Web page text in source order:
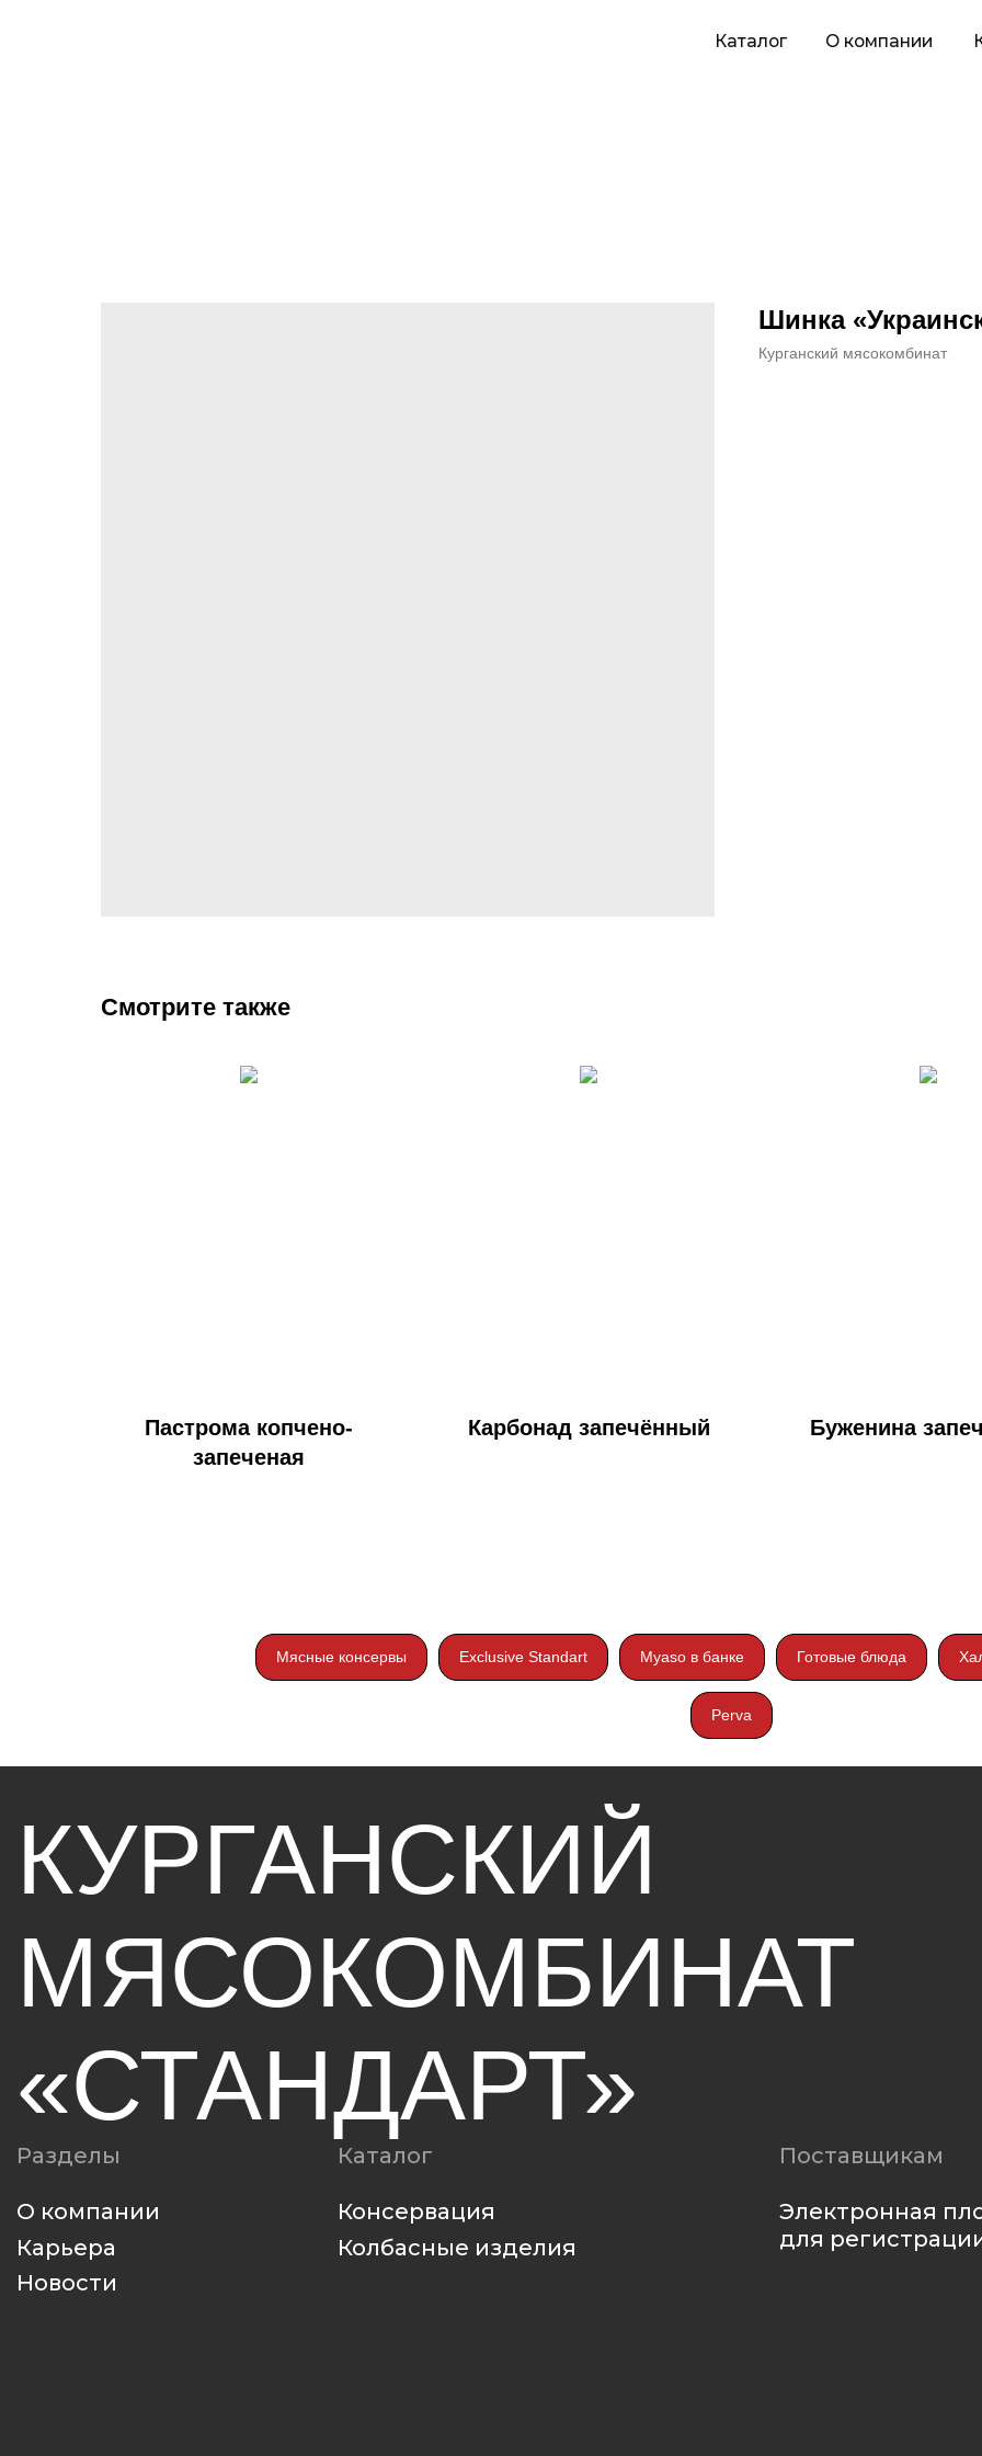
О компании Карьера
Шинка
Курганский мясокомбинат
Смотрите также
Пастрома копчено-
запеченая
Карбонад запечённый Буженина
Мясные консервы Exclusive Standart Myaso в банке Готовые блюда
Perva
Консервация Электронная площадка
для регистрации
Колбасные изделия
Политика использования файлов cookie
КУРГАНСКИЙ
МЯСОКОМБИНАТ
«СТАНДАРТ»
О компании
Карьера
Политика
конфиденциальности